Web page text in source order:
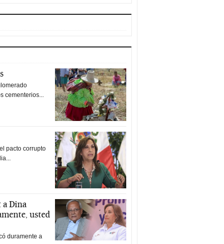
cementerios...
pacto corrupto
a Dina
usted
duramente a